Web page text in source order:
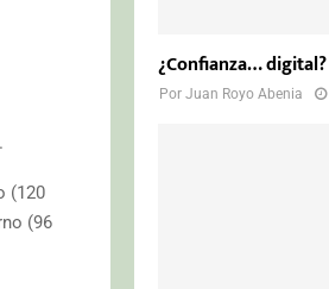
(120
(96
¿Confianza… digital?
PorJuan Royo Abenia